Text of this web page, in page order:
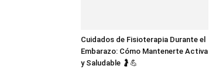
Cuidados de Fisioterapia Durante el
Embarazo: Cómo Mantenerte Activa
y Saludable 🤰💪